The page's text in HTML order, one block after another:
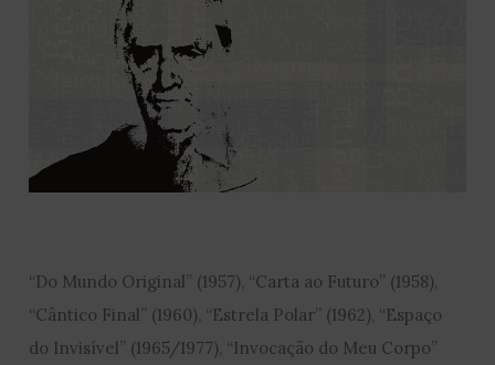
“Do Mundo Original” (1957), “Carta ao Futuro” (1958),
“Cântico Final” (1960), “Estrela Polar” (1962), “Espaço
do Invisível” (1965/1977), “Invocação do Meu Corpo”